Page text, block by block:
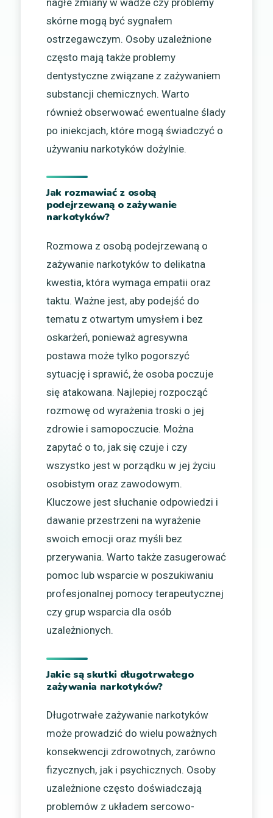
skórne mogą być sygnałem
ostrzegawczym. Osoby uzależnione
często mają także problemy
dentystyczne związane z zażywaniem
substancji chemicznych. Warto
również obserwować ewentualne ślady
po iniekcjach, które mogą świadczyć o
używaniu narkotyków dożylnie.
Jak rozmawiać z osobą
podejrzewaną o zażywanie
narkotyków?
Rozmowa z osobą podejrzewaną o
zażywanie narkotyków to delikatna
kwestia, która wymaga empatii oraz
taktu. Ważne jest, aby podejść do
tematu z otwartym umysłem i bez
oskarżeń, ponieważ agresywna
postawa może tylko pogorszyć
sytuację i sprawić, że osoba poczuje
się atakowana. Najlepiej rozpocząć
rozmowę od wyrażenia troski o jej
zdrowie i samopoczucie. Można
zapytać o to, jak się czuje i czy
wszystko jest w porządku w jej życiu
osobistym oraz zawodowym.
Kluczowe jest słuchanie odpowiedzi i
dawanie przestrzeni na wyrażenie
swoich emocji oraz myśli bez
przerywania. Warto także zasugerować
pomoc lub wsparcie w poszukiwaniu
profesjonalnej pomocy terapeutycznej
czy grup wsparcia dla osób
uzależnionych.
Jakie są skutki długotrwałego
zażywania narkotyków?
Długotrwałe zażywanie narkotyków
może prowadzić do wielu poważnych
konsekwencji zdrowotnych, zarówno
fizycznych, jak i psychicznych. Osoby
uzależnione często doświadczają
problemów z układem sercowo-